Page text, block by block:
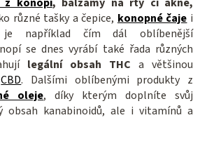
í
p
r
v
k
y
v
různé tašky a čepice, konopné čaje i
například čím dál oblíbenější
se dnes vyrábí také řada různých
legální obsah THC a většinou
CBD. Dalšími oblíbenými produkty z
oleje, díky kterým doplníte svůj
obsah kanabinoidů, ale i vitamínů a